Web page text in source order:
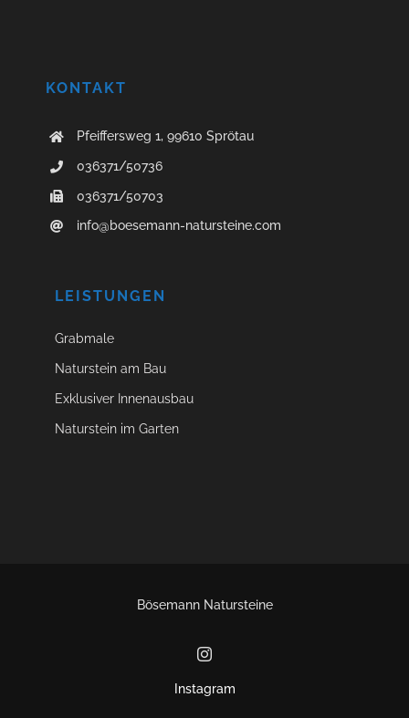
KONTAKT
Pfeiffersweg 1, 99610 Sprötau
036371/50736
036371/50703
info@boesemann-natursteine.com
LEISTUNGEN
Grabmale
Naturstein am Bau
Exklusiver Innenausbau
Naturstein im Garten
Bösemann Natursteine
Instagram